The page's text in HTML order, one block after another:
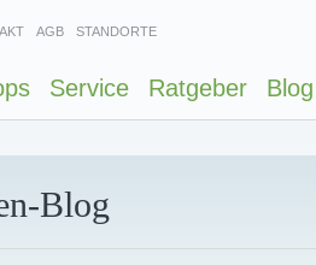
AGB STANDORTE
Service Ratgeber Blog
Blog